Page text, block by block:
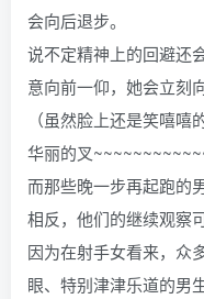
会向后退步。
说不定精神上的回避
意向前一仰，她会立刻
（虽然脸上还是笑嘻
华丽的叉
而那些晚一步再起跑的
相反，他们的继续观察
因为在射手女看来，众
眼、特别津津乐道的男